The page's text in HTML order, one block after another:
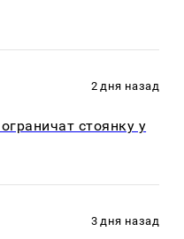
2 дня назад
стоянку у
3 дня назад